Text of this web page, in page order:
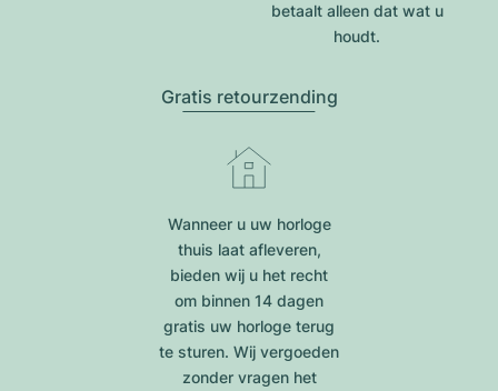
betaalt alleen dat wat u
houdt.
Gratis retourzending
Wanneer u uw horloge
thuis laat afleveren,
bieden wij u het recht
om binnen 14 dagen
gratis uw horloge terug
te sturen. Wij vergoeden
zonder vragen het